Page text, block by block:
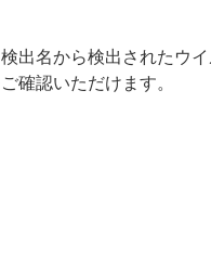
出名から検出されたウ
確認いただけます。